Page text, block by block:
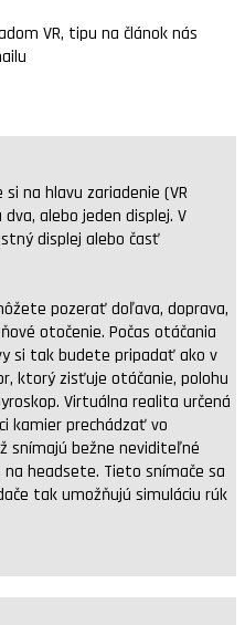
VR, tipu na článok nás
na hlavu zariadenie (VR
alebo jeden displej. V
displej alebo časť
pozerať doľava, doprava,
otočenie. Počas otáčania
si tak budete pripadať ako v
ktorý zisťuje otáčanie, polohu
Virtuálna realita určená
kamier prechádzať vo
snímajú bežne neviditeľné
headsete. Tieto snímače sa
tak umožňujú simuláciu rúk